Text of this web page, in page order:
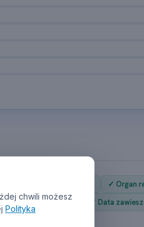
✓ Organ
✓ Data zakończenia ✓ Data
chwili możesz
Polityka